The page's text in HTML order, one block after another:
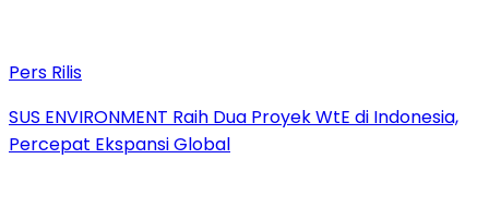
Pers Rilis
SUS ENVIRONMENT Raih Dua Proyek WtE di Indonesia,
Percepat Ekspansi Global